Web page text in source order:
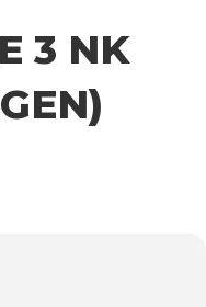
3 NK